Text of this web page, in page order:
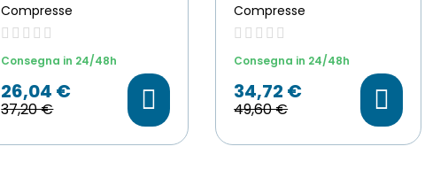
Compresse
Consegna in 24/48h
37,20 €
26,04 €
Compresse
Consegna in 24/48h
49,60 €
34,72 €